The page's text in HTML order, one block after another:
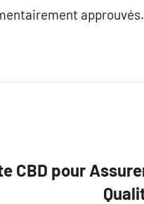
approuvés.
CBD pour